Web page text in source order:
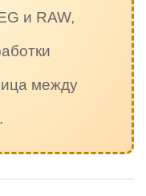
и RAW,
между